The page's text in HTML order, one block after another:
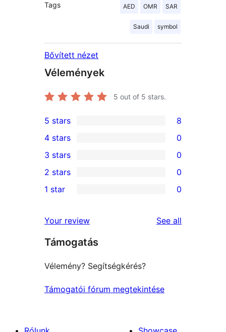
Tags AED OMR SAR
Saudi symbol
Bővített nézet
Vélemények
5 out of 5 stars.
8
5-
star
reviews
5 stars 8
4-
star
reviews
4 stars 0
0
3-
star
3 stars 0
2-
reviews
2 stars 0
star
reviews
1 star 0
Your review See all
Támogatás
Vélemény? Segítségkérés?
Támogatói fórum megtekintése